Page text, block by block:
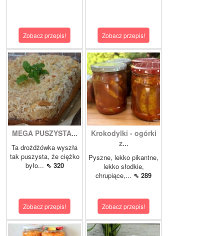
Zobacz przepis! Zobacz przepis!
MEGA PUSZYSTA...
Ta drożdżówka wyszła
tak puszysta, że ciężko
było... ⇖ 320
Zobacz przepis!
Krokodylki - ogórki
z...
Pyszne, lekko pikantne,
lekko słodkie,
chrupiące,... ⇖ 289
Zobacz przepis!